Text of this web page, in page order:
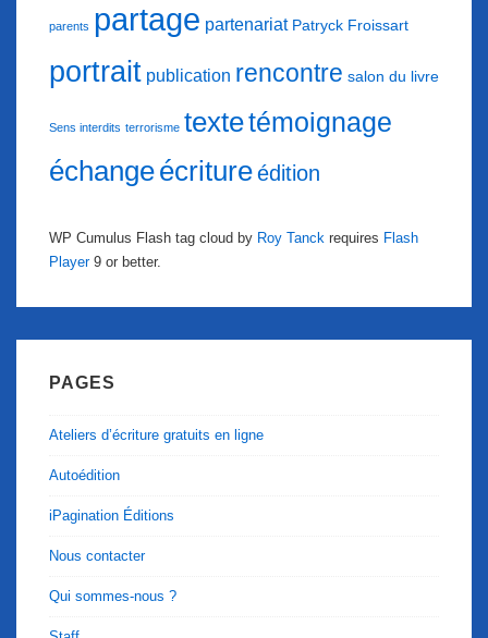
parents partage partenariat Patryck Froissart
portrait publication rencontre salon du livre
Sens interdits terrorisme textetémoignage
échangeécritureédition
WP Cumulus Flash tag cloud by Roy Tanck requires Flash
Player9 or better.
PAGES
Ateliers d’écriture gratuits en ligne
Autoédition
iPagination Éditions
Nous contacter
Qui sommes-nous ?